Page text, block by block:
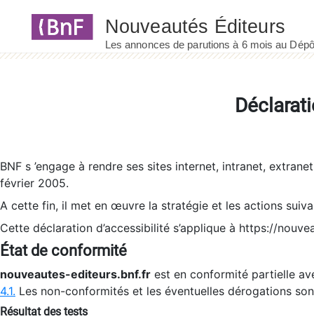
BNF s ’engage à rendre ses sites internet, intranet,
février 2005.
A cette fin, il met en œuvre la stratégie et les actions
Cette déclaration d’accessibilité s’applique à https://
État de conformité
nouveautes-editeurs.bnf.fr est en conformité partielle
4.1. Les non-conformités et les éventuelles dérogations
Résultat des tests